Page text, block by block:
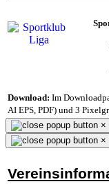
Download: Im
AI EPS, PDF) und 3
×
×